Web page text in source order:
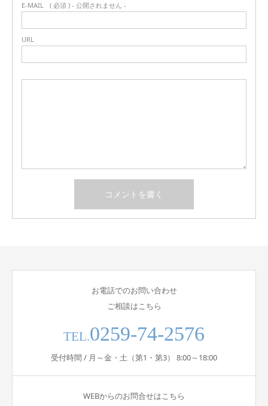
E-MAIL ( 必須 ) - 公開されません -
URL
お電話でのお問い合わせ
ご相談はこちら
TEL.0259-74-2576
受付時間 / 月～金・土（第1・第3） 8:00～18:00
WEBからのお問合せはこちら